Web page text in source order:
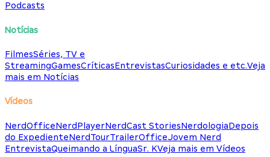
Podcasts
Notícias
FilmesSéries, TV e
StreamingGamesCríticasEntrevistasCuriosidades e etc.Veja
mais em Notícias
Vídeos
NerdOfficeNerdPlayerNerdCast StoriesNerdologiaDepois
do ExpedienteNerdTourTrailerOfficeJovem Nerd
EntrevistaQueimando a LínguaSr. KVeja mais em Vídeos